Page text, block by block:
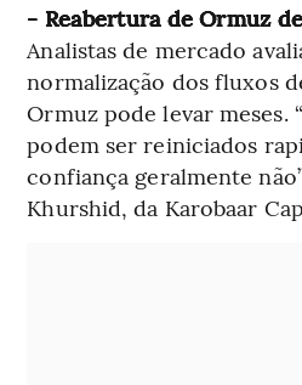
- Reabertura de Ormuz
Analistas de mercado
normalização dos fluxos
Ormuz pode levar meses.
podem ser reiniciados
confiança geralmente
Khurshid, da Karobaar